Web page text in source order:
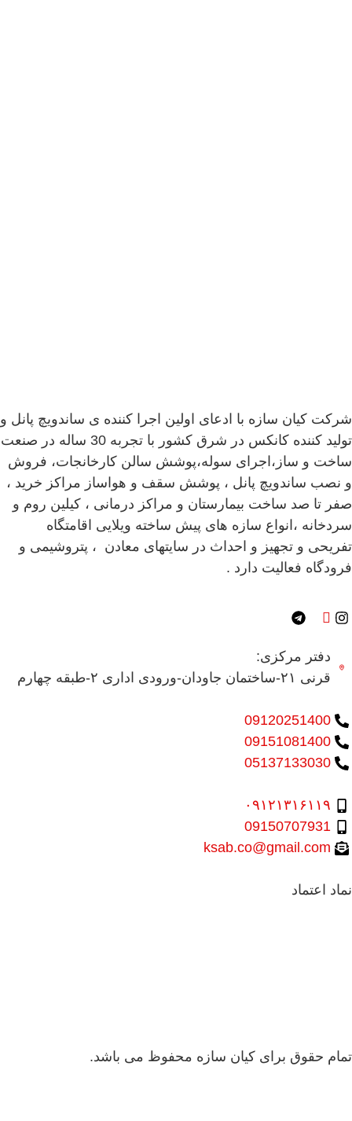
شرکت کیان سازه با ادعای اولین اجرا کننده ی ساندویچ پانل و
تولید کننده کانکس در شرق کشور با تجربه 30 ساله در صنعت
ساخت و ساز،اجرای سوله،پوشش سالن کارخانجات، فروش
و نصب ساندویچ پانل ، پوشش سقف و هواساز مراکز خرید ،
صفر تا صد ساخت بیمارستان و مراکز درمانی ، کیلین روم و
سردخانه ،انواع سازه های پیش ساخته ویلایی اقامتگاه
تفریحی و تجهیز و احداث در سایتهای معادن ، پتروشیمی و
فرودگاه فعالیت دارد .
دفتر مرکزی:
قرنی ۲۱-ساختمان جاودان-ورودی اداری ۲-طبقه چهارم
09120251400
09151081400
05137133030
۰۹۱۲۱۳۱۶۱۱۹
09150707931
ksab.co@gmail.com
نماد اعتماد
تمام حقوق برای کیان سازه محفوظ می باشد.